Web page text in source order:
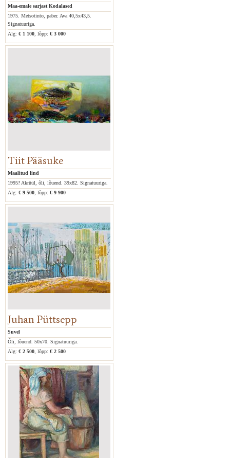
Maa-emale sarjast Kodalased
1975. Metsotinto, paber. Ava 40,5x43,5.
Signatuuriga.
Alg: € 1 100 , lõpp: € 3 000
Tiit Pääsuke
Maalitud lind
1995? Akrüül, õli, lõuend. 39x82. Signatuuriga.
Alg: € 9 500 , lõpp: € 9 900
Juhan Püttsepp
Suvel
Õli, lõuend. 50x70. Signatuuriga.
Alg: € 2 500 , lõpp: € 2 500